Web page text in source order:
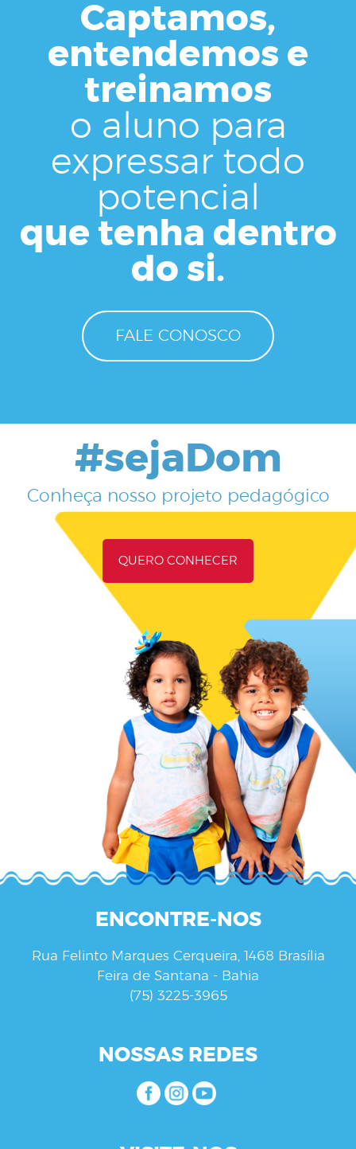
Captamos,
entendemos e
treinamos
o aluno para
expressar todo
potencial
que tenha dentro
do si.
FALE CONOSCO
#sejaDom
Conheça nosso projeto pedagógico
QUERO CONHECER
ENCONTRE-NOS
Rua Felinto Marques Cerqueira, 1468 Brasília
Feira de Santana - Bahia
(75) 3225-3965
NOSSAS REDES